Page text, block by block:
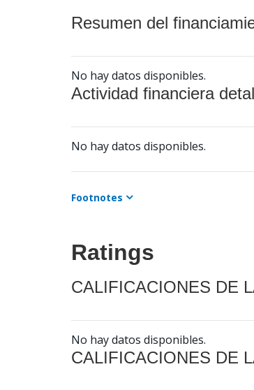
Resumen del
No hay datos disponibles.
Actividad financiera
No hay datos disponibles.
Footnotes
Ratings
CALIFICACIONES DE
No hay datos disponibles.
CALIFICACIONES DE